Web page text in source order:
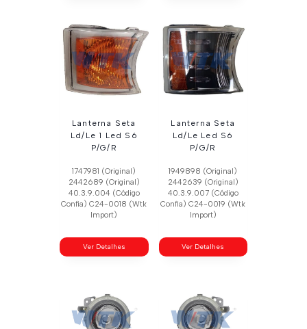
Lanterna Seta
Ld/Le 1 Led S6
P/G/R
1747981 (Original)
2442689 (Original)
40.3.9.004 (Código
Confia) C24-0018 (Wtk
Import)
Ver Detalhes
Lanterna Seta
Ld/Le Led S6
P/G/R
1949898 (Original)
2442639 (Original)
40.3.9.007 (Código
Confia) C24-0019 (Wtk
Import)
Ver Detalhes